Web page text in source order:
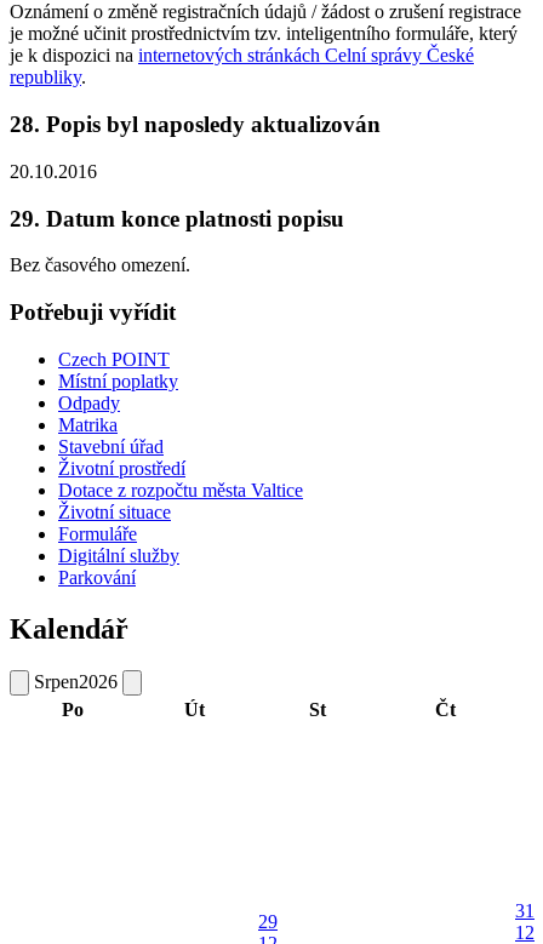
Oznámení o změně registračních údajů / žádost o zrušení registrace
je možné učinit prostřednictvím tzv. inteligentního formuláře, který
je k dispozici na internetových stránkách Celní správy České
republiky.
28. Popis byl naposledy aktualizován
20.10.2016
29. Datum konce platnosti popisu
Bez časového omezení.
Potřebuji vyřídit
Czech POINT
Místní poplatky
Odpady
Matrika
Stavební úřad
Životní prostředí
Dotace z rozpočtu města Valtice
Životní situace
Formuláře
Digitální služby
Parkování
Kalendář
Srpen2026
Po
Út St Čt
29
31
12